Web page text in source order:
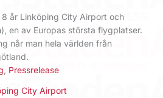
år Linköping City Airport och
en av Europas största flygplatser.
når man hela världen från
, Pressrelease
City Airport